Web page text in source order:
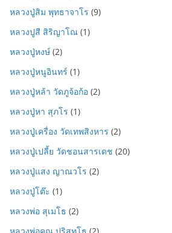
หลวงปู่สิม พุทธาจาโร (9)
หลวงปูสี สิริญาโณ (1)
หลวงปู่หงษ์ (2)
หลวงปู่หนูอินทร์ (1)
หลวงปู่หล้า วัดภูจ้อก้อ (2)
หลวงปู่หา สุภโร (1)
หลวงปู่เครื่อง วัดเทพสิงหาร (2)
หลวงปู่เปลี้ย วัดชอนสารเดช (20)
หลวงปู่แสง ญาณวโร (2)
หลวงปู่โต๊ะ (1)
หลวงพ่อ สุเมโธ (2)